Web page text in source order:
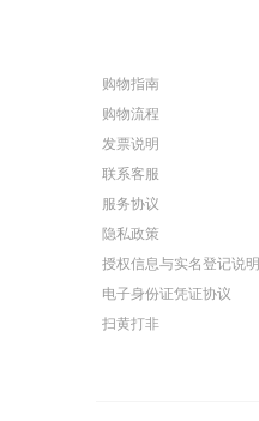
购物指南
购物流程
发票说明
联系客服
服务协议
隐私政策
授权信息与实名登记说明
电子身份证凭证协议
扫黄打非